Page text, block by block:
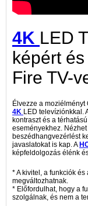
4K LED
képért
Fire TV-
Élvezze a
4K LED televíziónkkal.
kontraszt és a
eseményekhez.
beszédhangvezérlést
javaslatokat is kap. A
képfeldolgozás élénk
* A kivitel, a funkciók
megváltozhatnak.
* Előfordulhat, hogy a
szolgálnak, és nem a